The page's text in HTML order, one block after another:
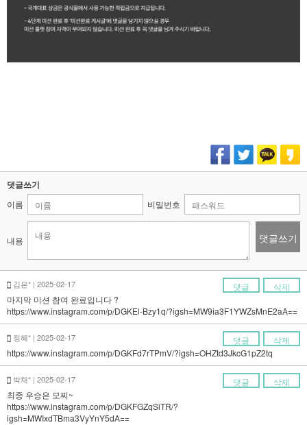
댓글쓰기
이름 비밀번호
내용 댓글쓰기
김은* | 2025-02-17 삭제
댓글
마지막 미션 참여 완료입니다 ?
https://www.instagram.com/p/DGKEl-Bzy1q/?igsh=MW9ia3F1YWZsMnE2aA==
정혜* | 2025-02-17 삭제
댓글
https://www.instagram.com/p/DGKFd7rTPmV/?igsh=OHZtd3JkcG1pZ2tq
박채* | 2025-02-17 삭제
댓글
최종 우승은 모찌~
https://www.instagram.com/p/DGKFGZqSiTR/?
igsh=MWIxdTBma3VyYnY5dA==